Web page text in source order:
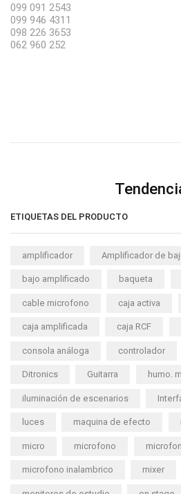
099 091 2543
099 946 4311
098 226 3653
062 960 252
ETIQUETAS DEL PRODUCTO
amplificador Amplificador de
bajo amplificado baqueta
cable microfono caja activa
caja amplificada caja RCF
consola análoga controlador
Ditronics Guitarra humo.
iluminación de escenarios
luces maquina de efecto
micro microfono
microfono inalambrico mixer